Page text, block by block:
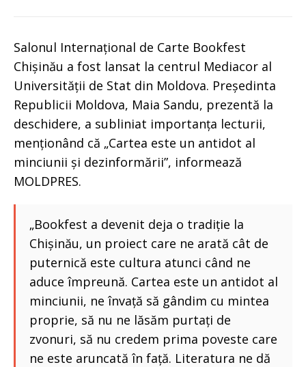
Salonul Internațional de Carte Bookfest
Chișinău a fost lansat la centrul Mediacor al
Universității de Stat din Moldova. Președinta
Republicii Moldova, Maia Sandu, prezentă la
deschidere, a subliniat importanța lecturii,
menționând că „Cartea este un antidot al
minciunii și dezinformării”, informează
MOLDPRES.
„Bookfest a devenit deja o tradiție la
Chișinău, un proiect care ne arată cât de
puternică este cultura atunci când ne
aduce împreună. Cartea este un antidot al
minciunii, ne învață să gândim cu mintea
proprie, să nu ne lăsăm purtați de
zvonuri, să nu credem prima poveste care
ne este aruncată în față. Literatura ne dă